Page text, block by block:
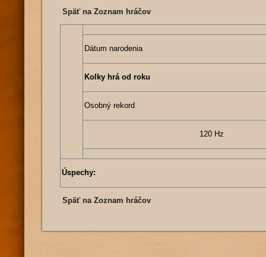
Späť na Zoznam hráčov
Dátum narodenia
Kolky hrá od roku
Osobný rekord
120 Hz
Úspechy:
Späť na Zoznam hráčov